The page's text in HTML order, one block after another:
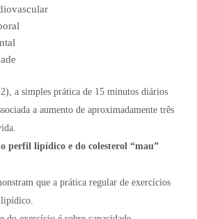
a simples prática de 15 minutos diários
a aumento de aproximadamente três
perfil lipídico e do colesterol “mau”
que a prática regular de exercícios